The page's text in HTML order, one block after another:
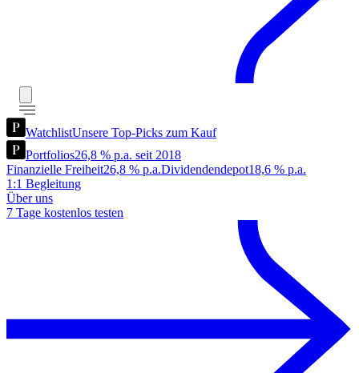
WatchlistUnsere Top-Picks zum Kauf
Portfolios26,8 % p.a. seit 2018
Finanzielle Freiheit26,8 % p.a.Dividendendepot18,6 % p.a.
1:1 Begleitung
Über uns
7 Tage kostenlos testen